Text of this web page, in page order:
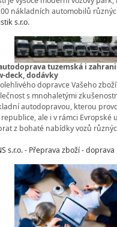
nákladních automobilů
s.r.o.
tuzemská i
deck, dodávky
dopravce Vašeho zboží?
s mnohaletými
autodopravou, kterou
ale i v rámci Evropské
z bohaté nabídky vozů
s.r.o. - Přeprava zboží -